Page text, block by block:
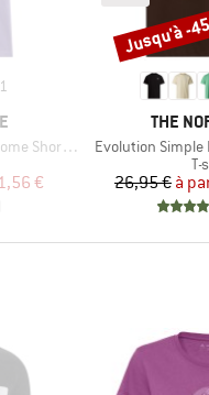
1
Sleeve
€
MARQUE
THE
Article
Evolution Simple
T-
26,95 € à
Remise
Jusqu'à -